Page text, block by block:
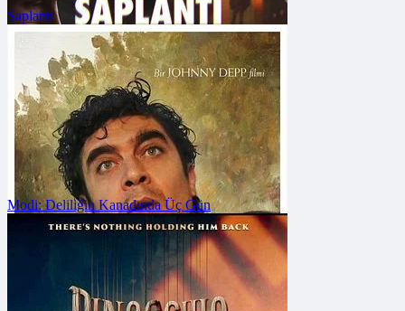
FRAGMANA GİT
Vizyon Tarihi: 24 Temmuz 2026
FRAGMANA GİT
Vizyon Tarihi: 15 Mayıs 2026
Saplantı
Modi: Deliliğin Kanadında Üç Gün